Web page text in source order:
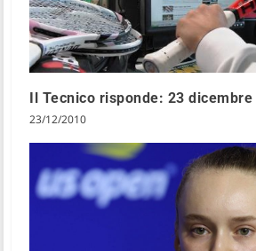
Il Tecnico risponde: 23 dicembre
23/12/2010